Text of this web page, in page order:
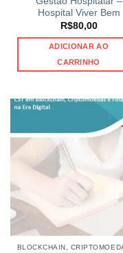
Hospital Viver Bem
R$80,00
ADICIONAR AO
CARRINHO